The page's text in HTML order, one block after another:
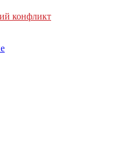
конфликт